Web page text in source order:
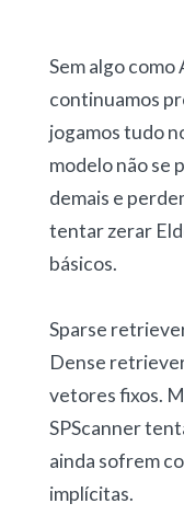
Sem algo
continuamos
jogamos tudo
modelo não se
demais e
tentar zerar
básicos.
Sparse
Dense
vetores fixos.
SPScanner
ainda sofrem
implícitas.